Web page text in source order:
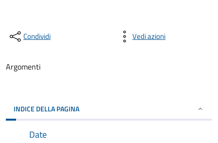
Condividi Vedi azioni
Argomenti
INDICE DELLA PAGINA
Date